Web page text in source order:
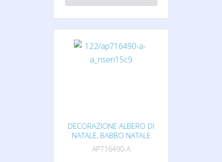
DECORAZIONE ALBERO DI
NATALE, BABBO NATALE
AP716490-A